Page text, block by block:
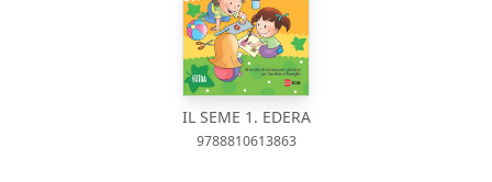
IL SEME 1. EDERA
9788810613863